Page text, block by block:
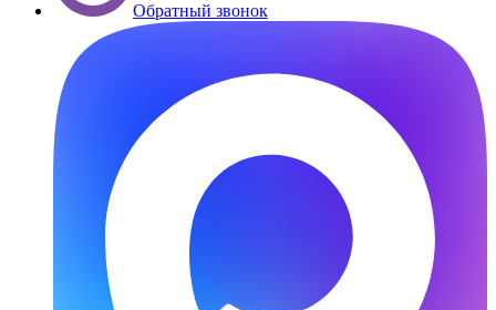
Обратный звонок